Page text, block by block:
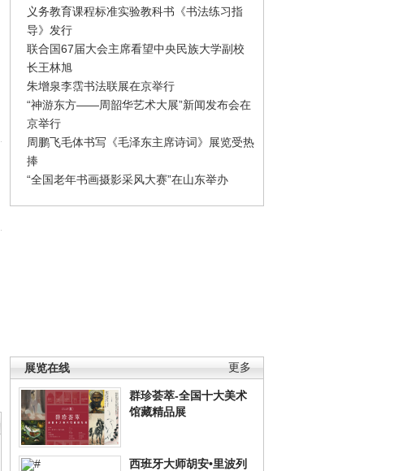
义务教育课程标准实验教科书《书法练习指
导》发行
联合国67届大会主席看望中央民族大学副校
长王林旭
朱增泉李霑书法联展在京举行
“神游东方——周韶华艺术大展”新闻发布会在
京举行
周鹏飞毛体书写《毛泽东主席诗词》展览受热
捧
“全国老年书画摄影采风大赛”在山东举办
更多
展览在线
群珍荟萃-全国十大美术
馆藏精品展
西班牙大师胡安•里波列